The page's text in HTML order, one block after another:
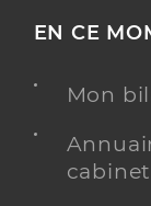
EN CE
Mon